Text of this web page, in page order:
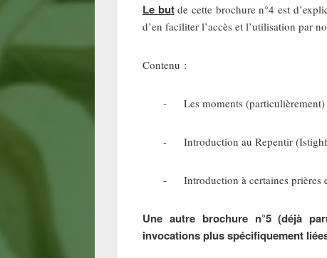
Le butde cette brochure n°4 est
d’en faciliter l’accès et l’utilisation par
Contenu :
- Les moments (particulièrement)
- Introduction au Repentir
- Introduction à certaines prières
Une autre brochure n°5 (déjà
invocations plus spécifiquement